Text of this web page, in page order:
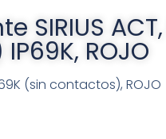
SIRIUS
ROJO
(sin contactos), ROJO